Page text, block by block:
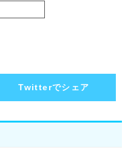
Twitterでシェア